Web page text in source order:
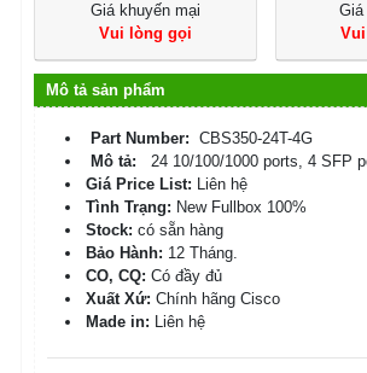
Giá khuyến mại
Vui lòng gọi
Mô tả sản phẩm
Part Number: CBS350-24T-4G
Mô tả:
24 10/100/1000 ports, 4 SFP
Giá Price List: Liên hệ
Tình Trạng: New Fullbox 100%
Stock: có sẵn hàng
Bảo Hành: 12 Tháng.
CO, CQ:Có đầy đủ
Xuất Xứ: Chính hãng Cisco
Made in: Liên hệ